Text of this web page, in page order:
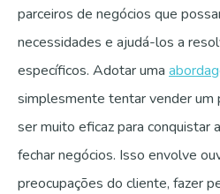
parceiros de negócios que
necessidades e ajudá-los a
específicos. Adotar uma
simplesmente tentar vender um
ser muito eficaz para conquistar
fechar negócios. Isso envolve
preocupações do cliente, fazer